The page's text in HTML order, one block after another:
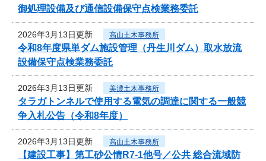
御処理設備及び通信設備保守点検業務委託
2026年3月13日更新 高山土木事務所
令和8年度県単ダム施設管理（丹生川ダム）取水放流
設備保守点検業務委託
2026年3月13日更新 美濃土木事務所
タラガトンネルで使用する電気の調達に関する一般競
争入札公告（令和8年度）
2026年3月13日更新 高山土木事務所
【建設工事】第工砂公情R7-1他号／公共 総合流域防